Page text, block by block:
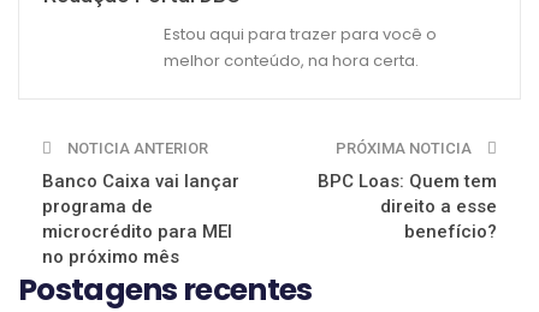
Estou aqui para trazer para você o
melhor conteúdo, na hora certa.
NOTICIA ANTERIOR
Banco Caixa vai lançar
programa de
microcrédito para MEI
no próximo mês
PRÓXIMA NOTICIA
BPC Loas: Quem tem
direito a esse
benefício?
Postagens recentes